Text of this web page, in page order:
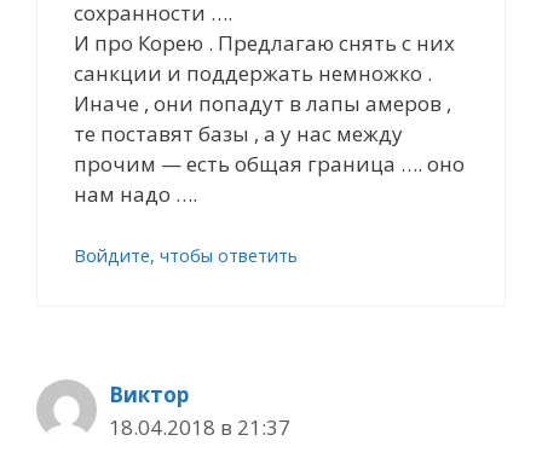
сохранности ….
И про Корею . Предлагаю снять с них
санкции и поддержать немножко .
Иначе , они попадут в лапы амеров ,
те поставят базы , а у нас между
прочим — есть общая граница …. оно
нам надо ….
Войдите, чтобы ответить
Виктор
18.04.2018 в 21:37